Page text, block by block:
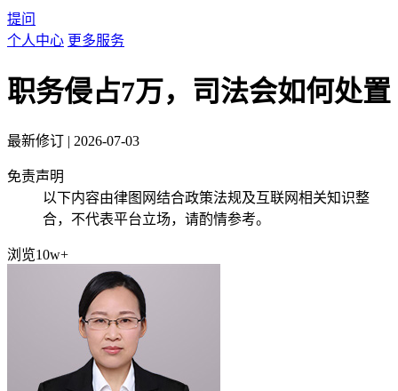
提问
个人中心 更多服务
职务侵占7万，司法会如何处置
最新修订 | 2026-07-03
免责声明
以下内容由律图网结合政策法规及互联网相关知识整
合，不代表平台立场，请酌情参考。
浏览10w+